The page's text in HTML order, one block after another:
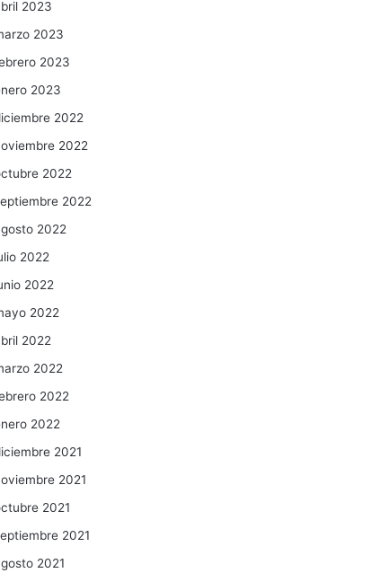
2023
2023
2023
2023
2022
2022
2022
2022
2022
2022
2022
2022
2022
2022
2022
2022
2021
2021
2021
2021
2021